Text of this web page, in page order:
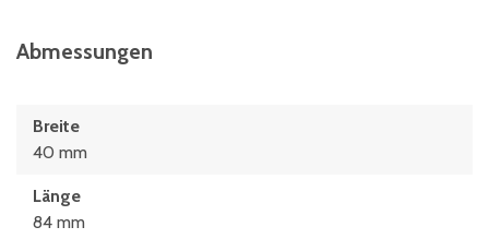
Abmessungen
Breite
40 mm
Länge
84 mm